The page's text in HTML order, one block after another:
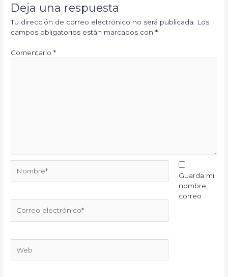
Deja una respuesta
Tu dirección de correo electrónico no será publicada.
Los
campos obligatorios están marcados con*
Comentario*
electrónico*
Guarda mi
nombre,
correo